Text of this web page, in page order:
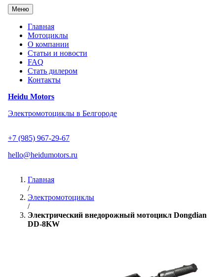
Перейти
содержанию
Heidu Motors
Электромотоциклы в Белгороде
+7 (985) 967-29-67
hello@heidumotors.ru
Меню
Главная
Мотоциклы
О компании
Статьи и новости
FAQ
Стать дилером
Контакты
Главная
/
Электромотоциклы
/
Электрический внедорожный мотоцикл Dongdian
DD-8KW